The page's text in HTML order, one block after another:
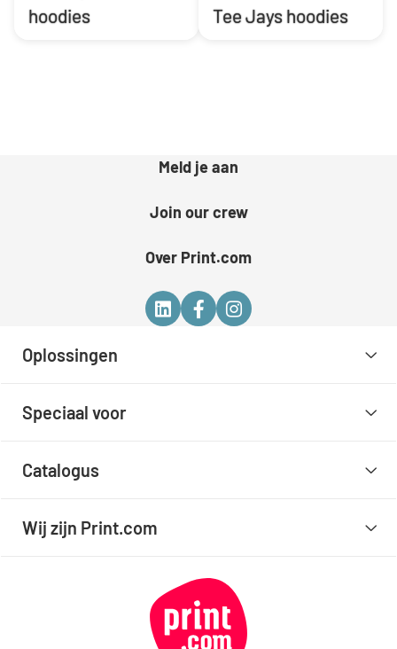
hoodies
Tee Jays hoodies
Meld je aan
Join our crew
Over Print.com
Oplossingen
Speciaal voor
Catalogus
Wij zijn Print.com